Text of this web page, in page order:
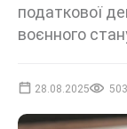
податкової
воєнного
28.08.2025 503